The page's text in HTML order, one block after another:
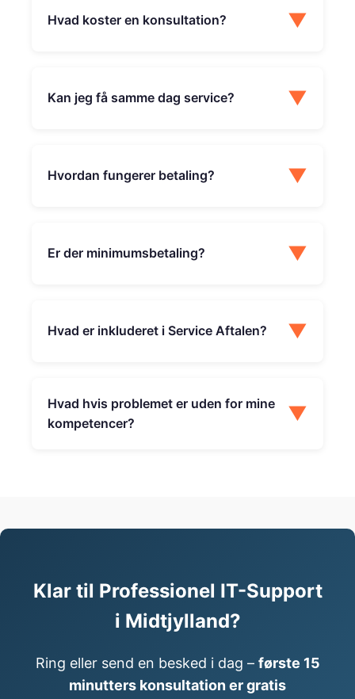
Hvad koster en konsultation? ▼
Kan jeg få samme dag service? ▼
Hvordan fungerer betaling? ▼
Er der minimumsbetaling? ▼
Hvad er inkluderet i Service Aftalen? ▼
Hvad hvis problemet er uden for mine
kompetencer?
▼
Klar til Professionel IT-Support
i Midtjylland?
Ring eller send en besked i dag – første 15
minutters konsultation er gratis